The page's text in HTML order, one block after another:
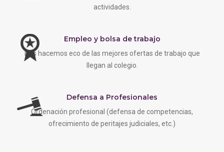
actividades.
Empleo y bolsa de trabajo
Nos hacemos eco de las mejores ofertas de trabajo que
llegan al colegio.
Defensa a Profesionales
Ordenación profesional (defensa de competencias,
ofrecimiento de peritajes judiciales, etc.)